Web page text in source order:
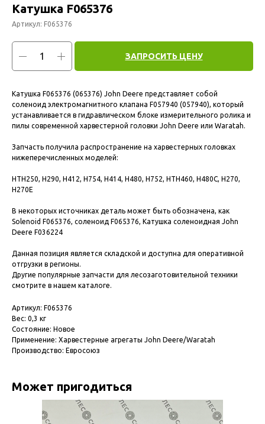
Катушка F065376
Артикул: F065376
ЗАПРОСИТЬ ЦЕНУ
Катушка F065376 (065376) John Deere представляет собой
соленоид электромагнитного клапана F057940 (057940), который
устанавливается в гидравлическом блоке измерительного ролика и
пилы современной харвестерной головки John Deere или Waratah.
Запчасть получила распространение на харвестерных головках
нижеперечисленных моделей:
HTH250, H290, H412, H754, H414, H480, H752, HTH460, H480C, H270,
H270E
В некоторых источниках деталь может быть обозначена, как
Solenoid F065376, соленоид F065376, Катушка соленоидная John
Deere F036224
Данная позиция является складской и доступна для оперативной
отгрузки в регионы.
Другие популярные запчасти для лесозаготовительной техники
смотрите в нашем каталоге.
Артикул: F065376
Вес: 0,3 кг
Состояние: Новое
Применение: Харвестерные агрегаты John Deere/Waratah
Производство: Евросоюз
Может пригодиться